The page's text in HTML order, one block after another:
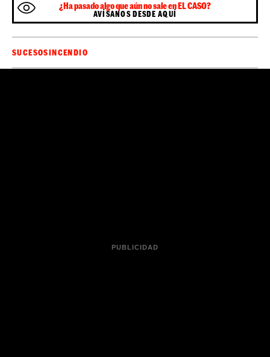
¿Ha pasado algo que aún no sale en EL CASO?
AVÍSANOS DESDE AQUÍ
SUCESOSINCENDIO